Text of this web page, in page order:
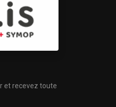
et recevez toute